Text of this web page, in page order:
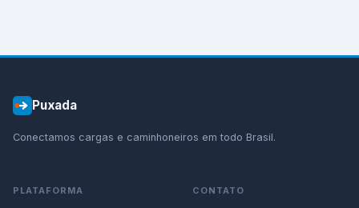
Puxada
Conectamos cargas e caminhoneiros em todo Brasil.
PLATAFORMA CONTATO